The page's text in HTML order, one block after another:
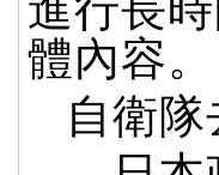
體內容。
自衛